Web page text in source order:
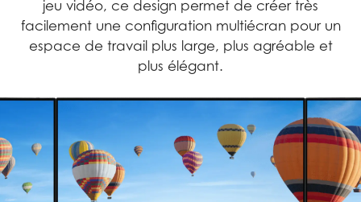
jeu vidéo, ce design permet de créer très
facilement une configuration multiécran pour un
espace de travail plus large, plus agréable et
plus élégant.